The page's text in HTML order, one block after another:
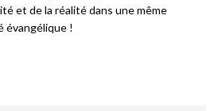
et de la réalité dans une même
évangélique !